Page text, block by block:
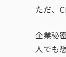
ただ、
企業秘
人でも